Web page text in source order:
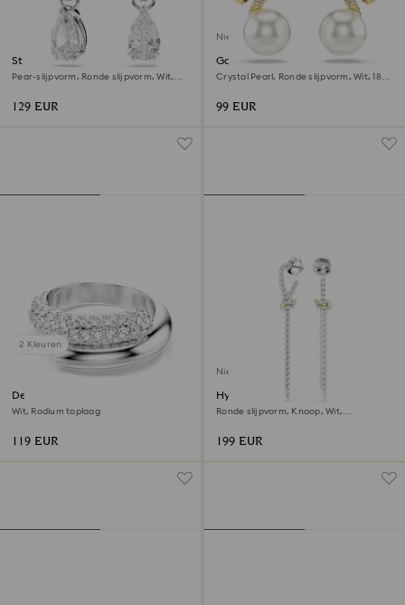
Stilla Oorhangers
Pear-slijpvorm, Ronde slijpvorm, Wit,
129 EUR
Nieuw
Gabriella oorbellen
Crystal Pearl, Ronde slijpvorm, Wit, ‎18k
99 EUR
2 Kleuren
Dextera ring
Wit, Rodium toplaag
119 EUR
Nieuw
Hyperbola Oorhangers
Ronde slijpvorm, Knoop, Wit,
199 EUR